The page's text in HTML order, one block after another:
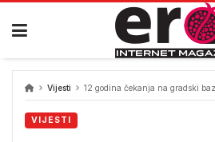
Skip
content
Vijesti 12 godina čekanja na gradski bazen u
VIJESTI